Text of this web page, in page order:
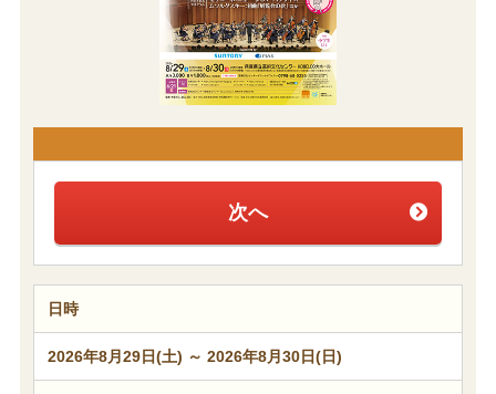
次へ
日時
2026年8月29日(土) ～ 2026年8月30日(日)